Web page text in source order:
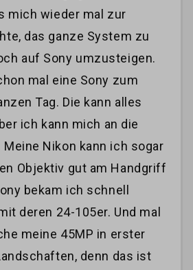
mich wieder mal zur
das ganze System zu
auf Sony umzusteigen.
mal eine Sony zum
Tag. Die kann alles
ich kann mich an die
Nikon kann ich sogar
Objektiv gut am Handgriff
bekam ich schnell
deren 24-105er. Und mal
meine 45MP in erster
denn das ist